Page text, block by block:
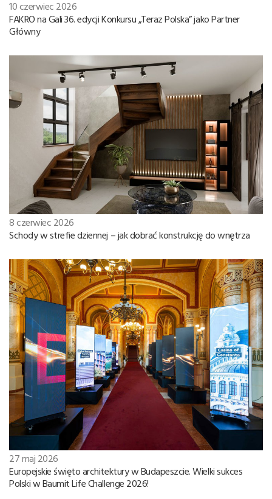
10 czerwiec 2026
FAKRO na Gali 36. edycji Konkursu „Teraz Polska” jako Partner
Główny
8 czerwiec 2026
Schody w strefie dziennej – jak dobrać konstrukcję do wnętrza
27 maj 2026
Europejskie święto architektury w Budapeszcie. Wielki sukces
Polski w Baumit Life Challenge 2026!